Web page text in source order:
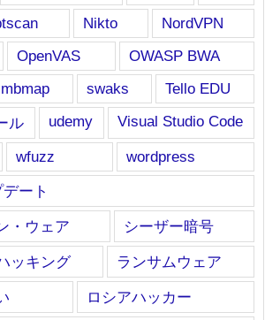
Nikto
NordVPN
OpenVAS
OWASP BWA
swaks
Tello EDU
ル
udemy
Visual Studio Code
wfuzz
wordpress
ート
・ウェア
シーザー暗号
ッキング
ランサムウェア
ロシアハッカー